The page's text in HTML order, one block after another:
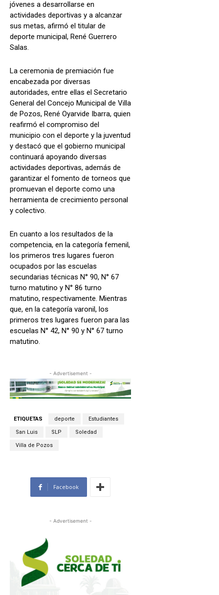
jóvenes a desarrollarse en
actividades deportivas y a alcanzar
sus metas, afirmó el titular de
deporte municipal, René Guerrero
Salas.
La ceremonia de premiación fue
encabezada por diversas
autoridades, entre ellas el Secretario
General del Concejo Municipal de Villa
de Pozos, René Oyarvide Ibarra, quien
reafirmó el compromiso del
municipio con el deporte y la juventud
y destacó que el gobierno municipal
continuará apoyando diversas
actividades deportivas, además de
garantizar el fomento de torneos que
promuevan el deporte como una
herramienta de crecimiento personal
y colectivo.
En cuanto a los resultados de la
competencia, en la categoría femenil,
los primeros tres lugares fueron
ocupados por las escuelas
secundarias técnicas N° 90, N° 67
turno matutino y N° 86 turno
matutino, respectivamente. Mientras
que, en la categoría varonil, los
primeros tres lugares fueron para las
escuelas N° 42, N° 90 y N° 67 turno
matutino.
- Advertisement -
ETIQUETAS deporte Estudiantes
San Luis SLP Soledad
Villa de Pozos
Facebook
- Advertisement -